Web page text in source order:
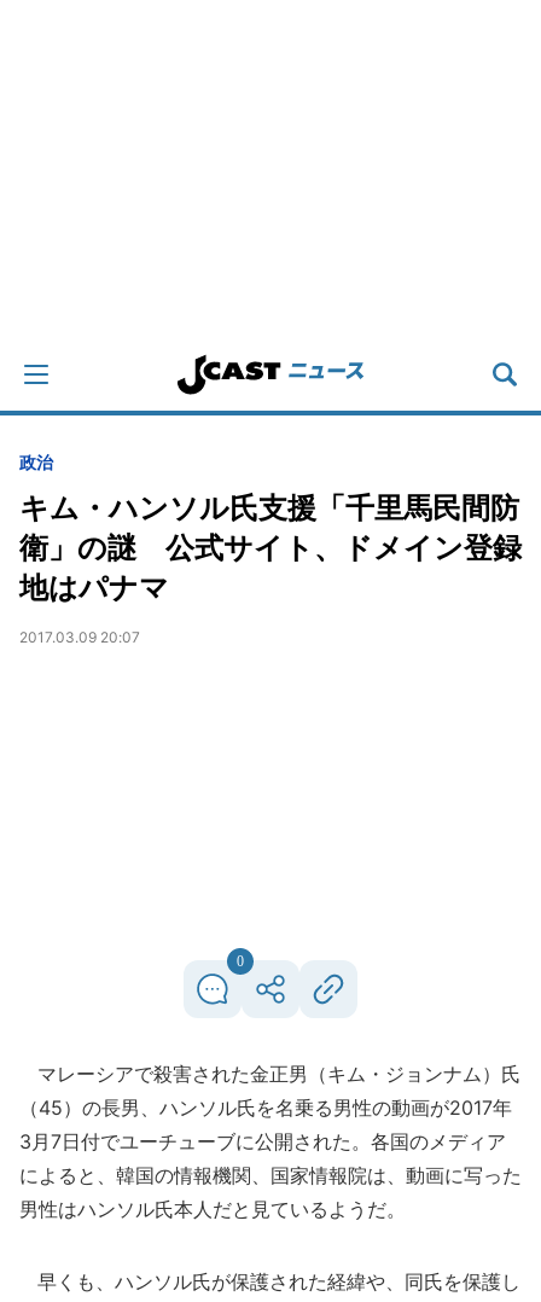
政治
キム・ハンソル氏支援「千里馬民間防
衛」の謎 公式サイト、ドメイン登録
地はパナマ
2017.03.09 20:07
0
マレーシアで殺害された金正男（キム・ジョンナム）氏
（45）の長男、ハンソル氏を名乗る男性の動画が2017年
3月7日付でユーチューブに公開された。各国のメディア
によると、韓国の情報機関、国家情報院は、動画に写った
男性はハンソル氏本人だと見ているようだ。
早くも、ハンソル氏が保護された経緯や、同氏を保護し